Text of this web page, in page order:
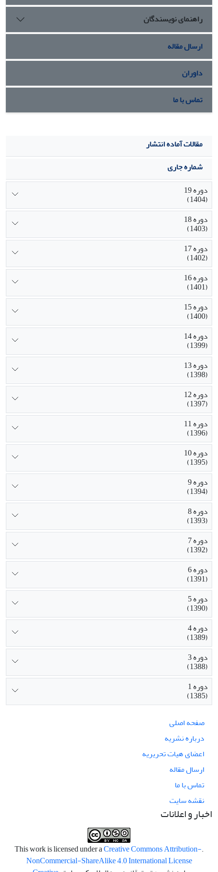
راهنمای نویسندگان
ارسال مقاله
داوران
تماس با ما
مقالات آماده انتشار
شماره جاری
دوره 19
(1404)
دوره 18
(1403)
دوره 17
(1402)
دوره 16
(1401)
دوره 15
(1400)
دوره 14
(1399)
دوره 13
(1398)
دوره 12
(1397)
دوره 11
(1396)
دوره 10
(1395)
دوره 9
(1394)
دوره 8
(1393)
دوره 7
(1392)
دوره 6
(1391)
دوره 5
(1390)
دوره 4
(1389)
دوره 3
(1388)
دوره 1
(1385)
صفحه اصلی
درباره نشریه
اعضای هیات تحریریه
ارسال مقاله
تماس با ما
نقشه سایت
اخبار و اعلانات
.This work is licensed under a
Creative Commons Attribution-
NonCommercial-ShareAlike 4.0 International License